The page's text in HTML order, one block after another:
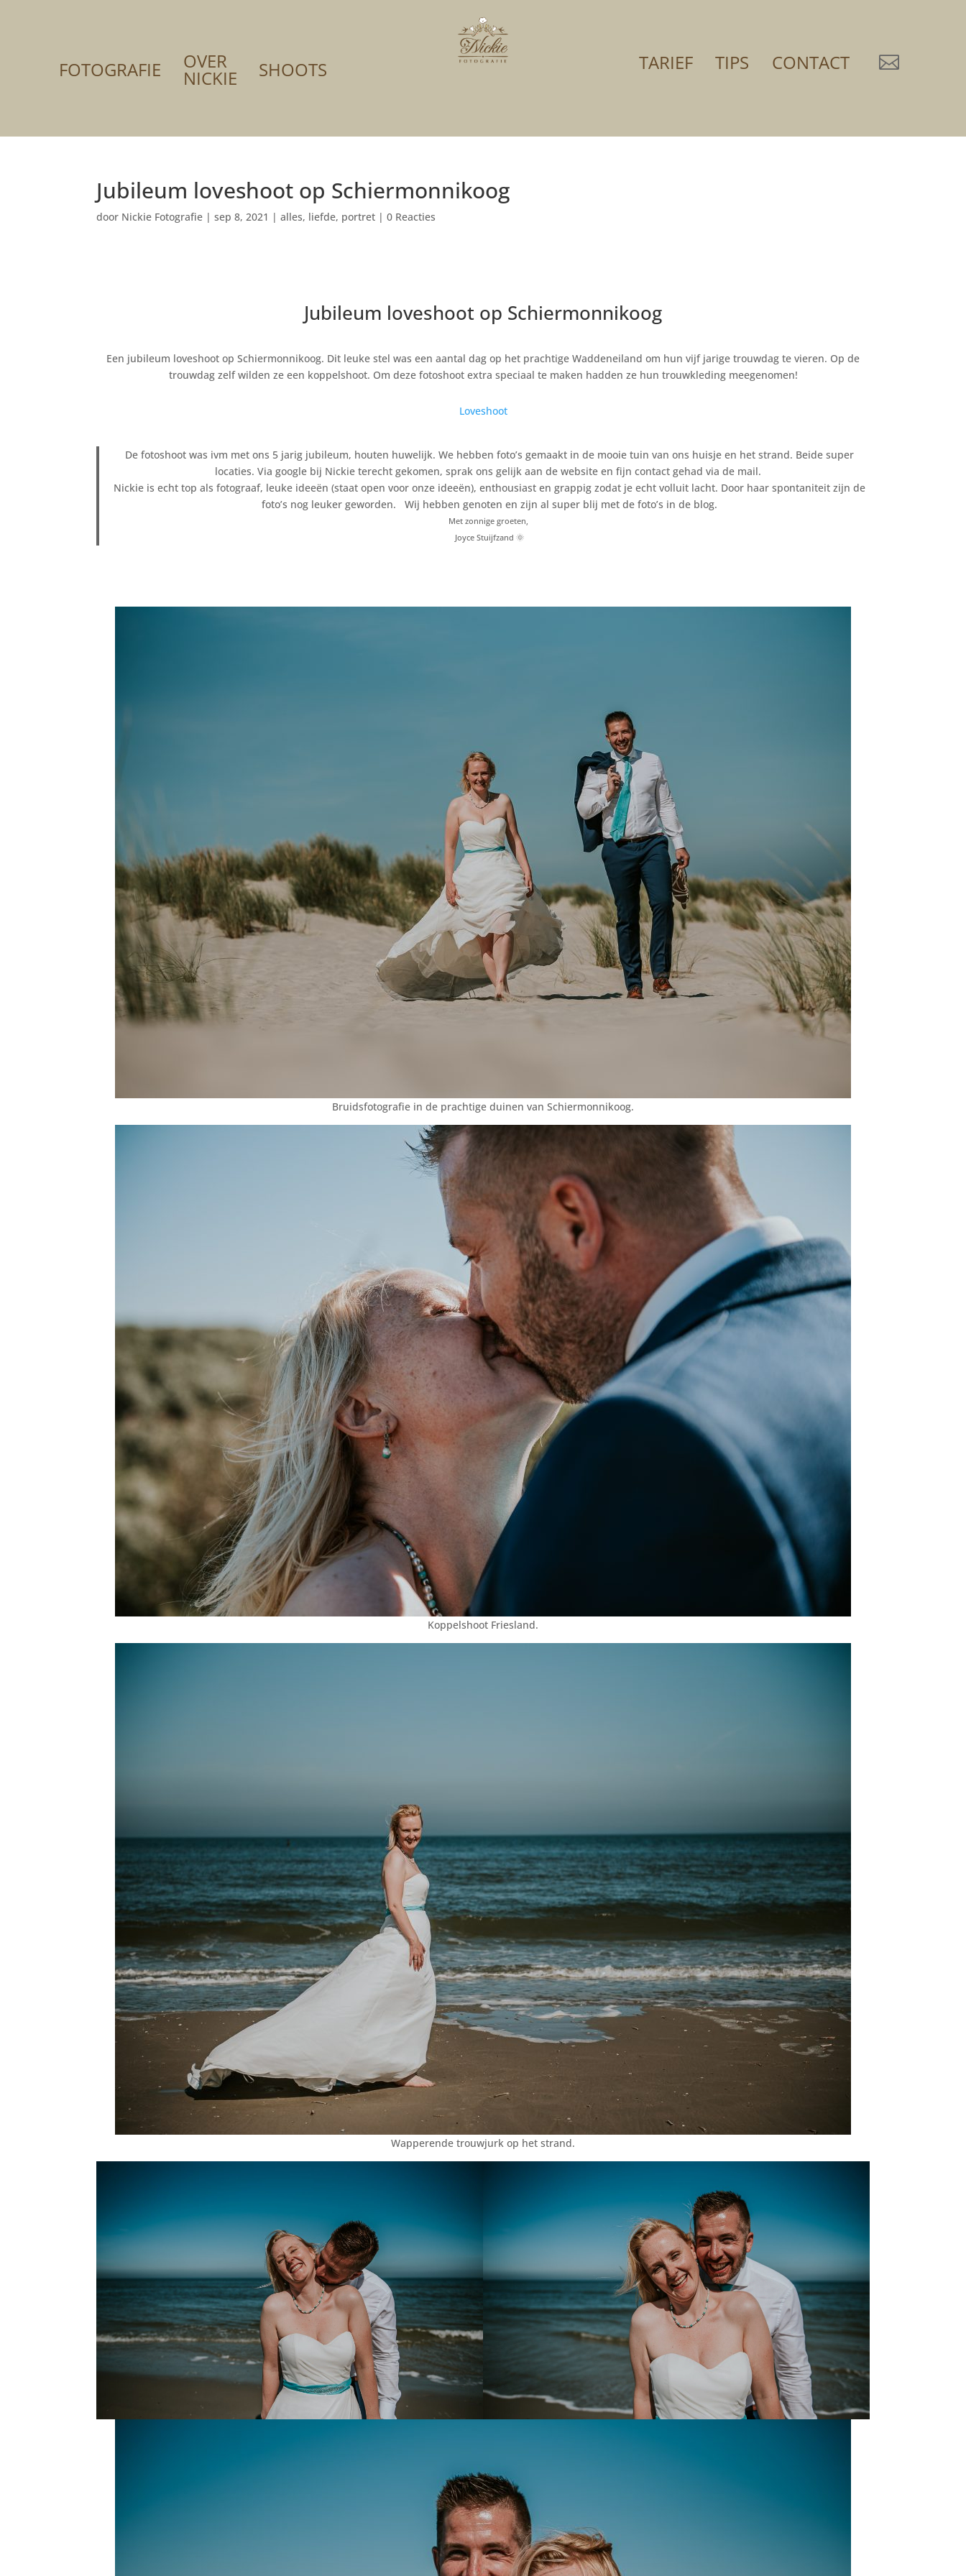
FOTOGRAFIE OVER
NICKIE SHOOTS TARIEF TIPS CONTACT 
Jubileum loveshoot op Schiermonnikoog
door Nickie Fotografie |sep 8, 2021 |alles, liefde, portret |0 Reacties
Jubileum loveshoot op Schiermonnikoog
Een jubileum loveshoot op Schiermonnikoog. Dit leuke stel was een aantal dag op het prachtige Waddeneiland om hun vijf jarige trouwdag te vieren. Op de
trouwdag zelf wilden ze een koppelshoot. Om deze fotoshoot extra speciaal te maken hadden ze hun trouwkleding meegenomen!
Loveshoot
De fotoshoot was ivm met ons 5 jarig jubileum, houten huwelijk. We hebben foto’s gemaakt in de mooie tuin van ons huisje en het strand. Beide super
locaties. Via google bij Nickie terecht gekomen, sprak ons gelijk aan de website en fijn contact gehad via de mail.
Nickie is echt top als fotograaf, leuke ideeën (staat open voor onze ideeën), enthousiast en grappig zodat je echt volluit lacht. Door haar spontaniteit zijn de
foto’s nog leuker geworden. Wij hebben genoten en zijn al super blij met de foto’s in de blog.
Met zonnige groeten,
Joyce Stuijfzand 🌞
Bruidsfotografie in de prachtige duinen van Schiermonnikoog.
Koppelshoot Friesland.
Wapperende trouwjurk op het strand.